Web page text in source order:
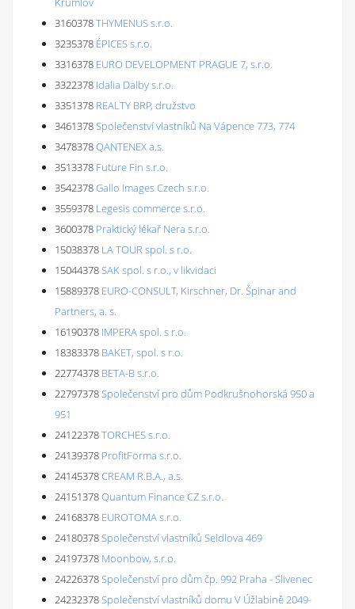
3160378THYMENUS s.r.o.
3235378 ÉPICES s.r.o.
3316378 EURO DEVELOPMENT PRAGUE 7, s.r.o.
3322378 Idalia Dalby s.r.o.
3351378 REALTY BRP, družstvo
3461378Společenství vlastníků Na Vápence 773, 774
3478378QANTENEX a.s.
3513378 Future Fin s.r.o.
3542378Gallo Images Czech s.r.o.
3559378 Legesis commerce s.r.o.
3600378 Praktický lékař Nera s.r.o.
15038378 LA TOUR spol. s r.o.
15044378SAK spol. s r.o., v likvidaci
15889378 EURO-CONSULT, Kirschner, Dr. Špinar and
Partners, a. s.
16190378 IMPERA spol. s r.o.
18383378 BAKET, spol. s r.o.
22774378 BETA-B s.r.o.
22797378Společenství pro dům Podkrušnohorská 950 a
951
24122378TORCHES s.r.o.
24139378 ProfitForma s.r.o.
24145378CREAM R.B.A., a.s.
24151378Quantum Finance CZ s.r.o.
24168378 EUROTOMA s.r.o.
24180378Společenství vlastníků Seidlova 469
24197378 Moonbow, s.r.o.
24226378Společenství pro dům čp. 992 Praha - Slivenec
24232378Společenství vlastníků domu V Úžlabině 2049-